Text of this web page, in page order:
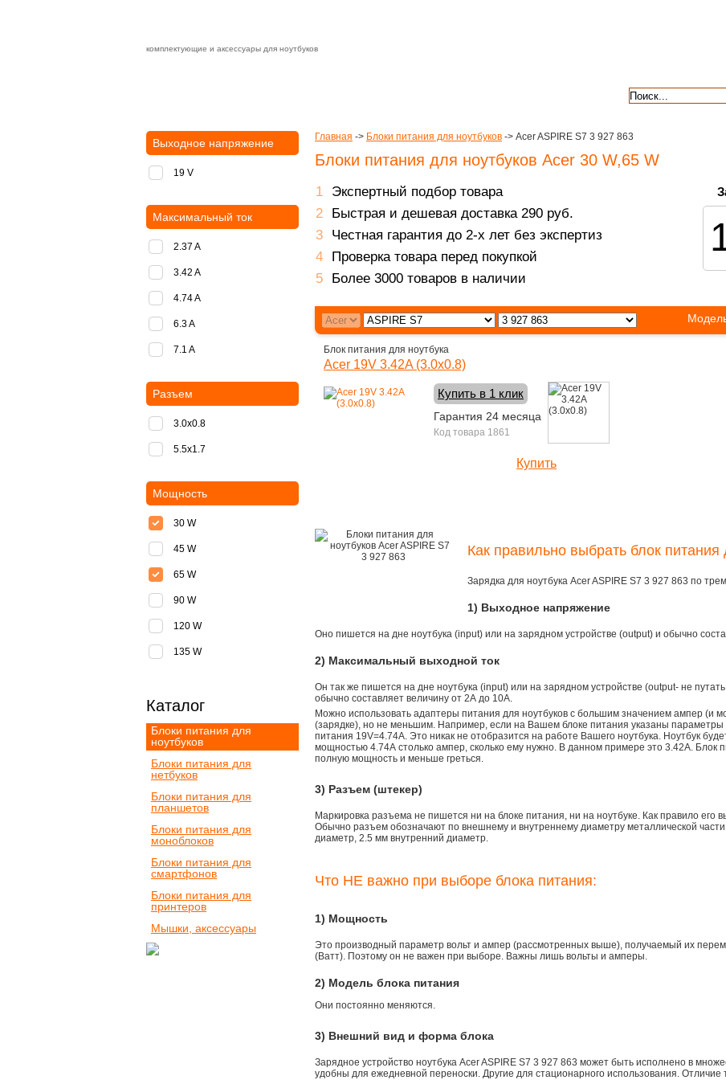
комплектующие и аксессуары для ноутбуков
Главная -> Блоки питания для ноутбуков -> Acer ASPIRE S7 3 927 863
Блоки питания для ноутбуков Acer 30 W,65 W
Экспертный подбор товара
Быстрая и дешевая доставка 290 руб.
Честная гарантия до 2-х лет без экспертиз
Проверка товара перед покупкой
Более 3000 товаров в наличии
Блок питания для ноутбука
Acer 19V 3.42A (3.0x0.8)
Купить в 1 клик
Гарантия 24 месяца
Код товара 1861
Купить
Как правильно выбрать блок
Зарядка для ноутбука Acer ASPIRE S7 3 927 863 по
1) Выходное напряжение
Оно пишется на дне ноутбука (input) или на зарядном устройстве (output) и обычно
2) Максимальный выходной ток
Он так же пишется на дне ноутбука (input) или на зарядном устройстве (output- не
обычно составляет величину от 2А до 10A.
Можно использовать адаптеры питания для ноутбуков с большим значением ампер (и
(зарядке), но не меньшим. Например, если на Вашем блоке питания указаны параметры
питания 19V=4.74A. Это никак не отобразится на работе Вашего ноутбука. Ноутбук
мощностью 4.74А столько ампер, сколько ему нужно. В данном примере это 3.42А. Блок
полную мощность и меньше греться.
3) Разъем (штекер)
Маркировка разъема не пишется ни на блоке питания, ни на ноутбуке. Как правило его
Обычно разъем обозначают по внешнему и внутреннему диаметру металлической
диаметр, 2.5 мм внутренний диаметр.
Что НЕ важно при выборе блока питания:
1) Мощность
Это производный параметр вольт и ампер (рассмотренных выше), получаемый их
(Ватт). Поэтому он не важен при выборе. Важны лишь вольты и амперы.
2) Модель блока питания
Они постоянно меняются.
3) Внешний вид и форма блока
Зарядное устройство ноутбука Acer ASPIRE S7 3 927 863 может быть исполнено в
удобны для ежедневной переноски. Другие для стационарного использования. Отличие
Выходное напряжение
19 V
Максимальный ток
2.37 A
3.42 A
4.74 A
6.3 A
7.1 A
Разъем
3.0x0.8
5.5х1.7
Мощность
30 W
45 W
65 W
90 W
120 W
135 W
Каталог
Блоки питания для
ноутбуков
Блоки питания для
нетбуков
Блоки питания для
планшетов
Блоки питания для
моноблоков
Блоки питания для
смартфонов
Блоки питания для
принтеров
Мышки, аксессуары